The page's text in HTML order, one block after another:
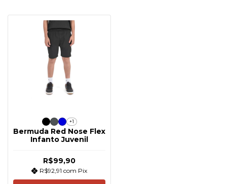
+1
Bermuda Red Nose Flex
Infanto Juvenil
R$99,90
R$92,91 com Pix